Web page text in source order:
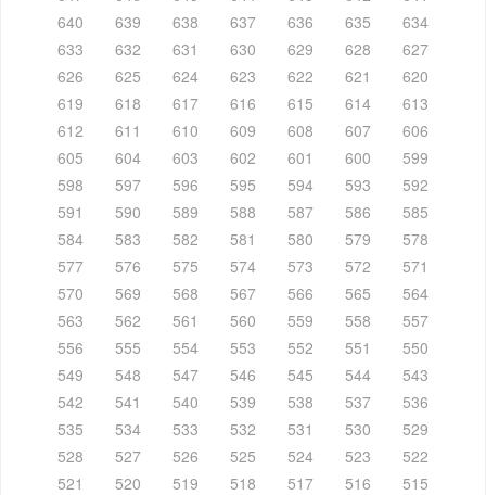
640
639 638 637 636 635
634
633
632 631 630 629 628
627
626
625 624 623 622 621
620
619
618 617 616 615 614
613
612
611 610 609 608 607
606
605
604 603 602 601 600
599
598
597 596 595 594 593
592
591
590 589 588 587 586
585
584
583 582 581 580 579
578
577
576 575 574 573 572
571
570
569 568 567 566 565
564
563
562 561 560 559 558
557
556
555 554 553 552 551
550
549
548 547 546 545 544
543
542
541 540 539 538 537
536
535
534 533 532 531 530
529
528
527 526 525 524 523
522
521
520 519 518 517 516
515